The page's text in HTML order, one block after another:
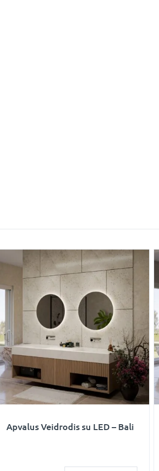
Apvalus Veidrodis su LED – Bali